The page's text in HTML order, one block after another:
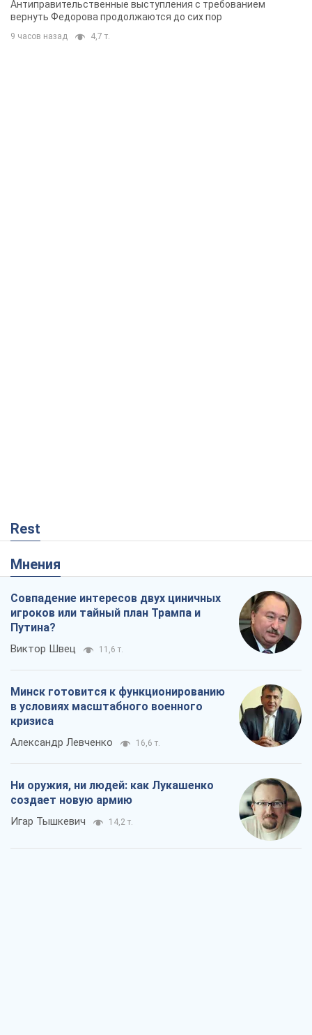
Антиправительственные выступления с требованием
вернуть Федорова продолжаются до сих пор
9 часов назад 4,7 т.
Rest
Мнения
Совпадение интересов двух циничных
игроков или тайный план Трампа и
Путина?
Виктор Швец 11,6 т.
Минск готовится к функционированию
в условиях масштабного военного
кризиса
Александр Левченко 16,6 т.
Ни оружия, ни людей: как Лукашенко
создает новую армию
Игар Тышкевич 14,2 т.